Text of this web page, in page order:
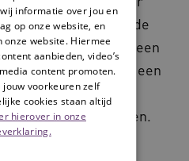
zorg in de
Twinkels hebben een
van mensen met een
heeft een
haar doel te bereiken.
met de ideeën,
informatie over jou en
op onze website, en
onze website. Hiermee
aanbieden, video’s
content promoten.
jouw voorkeuren zelf
cookies staan altijd
hierover in onze